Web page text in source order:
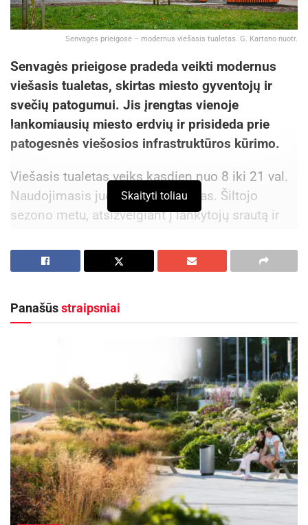
Senvagės prieigose – modernus viešasis tualetas. G. Kartano nuotr.
Senvagės prieigose pradeda veikti modernus
viešasis tualetas, skirtas miesto gyventojų ir
svečių patogumui. Jis įrengtas vienoje
lankomiausių miesto erdvių ir prisideda prie
patogesnės viešosios infrastruktūros kūrimo.
Viešasis tualetas veiks kasdien nuo 8 iki 21 val.
Naudojimasis juo bus nemokamas. Šiltojo
sezono metu, atsižvelgiant į lankytojų srautą ir
Aktualios naujienos
„Globalūs Zarasai“ subūrė kraštiečius iš įvairių
pasaulio kampelių
Ignalinos rajone, Lukošiškės sentikių religinė
bendruomenė rūpinasi cerkvės išsaugojimu
2026-08-08
Įrengtas automatiškai išsivalantis modulinis
tualetas pritaikytas asmenims su negalia ir
atitinka aukštus higienos ir saugumo standartus.
Po kiekvieno apsilankymo patalpa automatiškai
išvaloma, o antivandalinės durys su automatiniu
Skaityti toliau
Panašūsstraipsniai